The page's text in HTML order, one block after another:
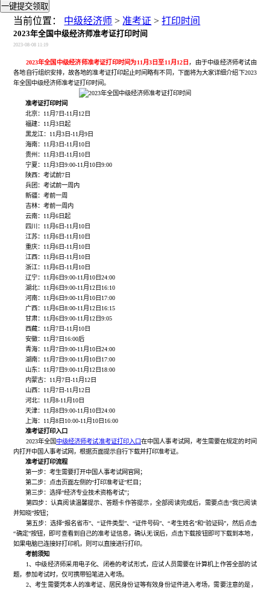
一键提交领取
当前位置： 中级经济师 > 准考证 >打印时间
2023年全国中级经济师准考证打印时间
2023-08-08 11:19
2023年全国中级经济师准考证打印时间为11月3日至11月12日 ，由于中级经济师考试由
各地自行组织安排，故各地的准考证打印起止时间略有不同，下面将为大家详细介绍下2023
年全国中级经济师准考证打印时间。
准考证打印时间
北京：11月7日-11月12日
福建：11月3日起
黑龙江：11月3日-11月9日
海南：11月3日-11月10日
贵州：11月3日-11月10日
宁夏：11月3日9:00-11月10日9:00
陕西：考试前7日
兵团：考试前一周内
新疆：考前一周
吉林：考前一周内
云南：11月6日起
四川：11月6日-11月10日
江苏：11月6日-11月10日
重庆：11月6日-11月10日
江西：11月6日-11月10日
浙江：11月6日-11月10日
辽宁：11月6日9:00-11月10日24:00
湖北：11月6日9:00-11月12日16:10
河南：11月6日9:00-11月10日17:00
广西：11月6日8:00-11月12日16:15
甘肃：11月6日9:00-11月12日9:05
西藏：11月7日-11月10日
安徽：11月7日16:00后
青海：11月7日9:00-11月10日24:00
湖南：11月7日9:00-11月10日17:00
山东：11月7日9:00-11月12日18:00
内蒙古：11月7日-11月12日
山西：11月7日-11月12日
河北：11月8-11月10日
天津：11月8日9:00-11月10日24:00
上海：11月8日10:00-11月10日16:00
准考证打印入口
2023年全国 中级经济师考试准考证打印入口在中国人事考试网，考生需要在规定的时间
内打开中国人事考试网，根据页面提示自行下载并打印准考证。
准考证打印流程
第一步：考生需要打开中国人事考试网官网；
第二步：点击页面左侧的“打印准考证”栏目；
第三步：选择“经济专业技术资格考试”；
第四步：认真阅读温馨提示、答题卡作答提示，全部阅读完成后，需要点击“我已阅读
并知晓”按钮；
第五步：选择“报名省市”、“证件类型”、“证件号码”、“考生姓名”和“验证码”，然后点击
“确定”按钮，即可查看到自己的准考证信息，确认无误后，点击下载按钮即可下载到本地，
如果电脑已连接好打印机，则可以直接进行打印。
考前须知
1、中级经济师采用电子化、闭卷的考试形式，应试人员需要在计算机上作答全部的试
题，参加考试时，仅可携带铅笔进入考场。
2、考生需要凭本人的准考证、居民身份证等有效身份证件进入考场，需要注意的是，